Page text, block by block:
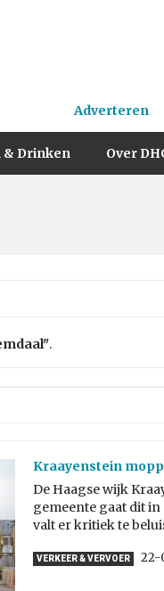
Adverteren
& Drinken Over
.
Kraayenstein
De Haagse wijk
gemeente gaat dit
valt er kritiek te
VERKEER & VERVOER 22-